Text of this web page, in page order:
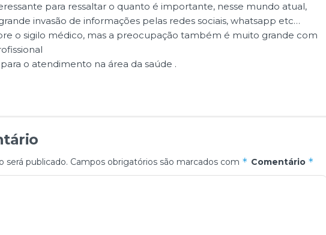
para ressaltar o quanto é importante, nesse mundo atual,
invasão de informações pelas redes sociais, whatsapp etc…
o sigilo médico, mas a preocupação também é muito grande com
o atendimento na área da saúde .
será publicado. Campos obrigatórios são marcados com * Comentário *